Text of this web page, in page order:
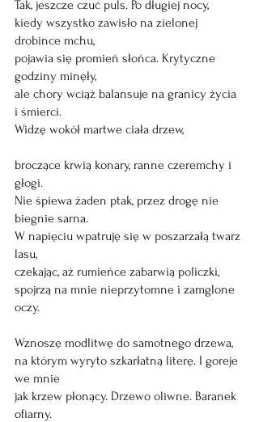
Tak, jeszcze czuć puls. Po długiej nocy,
kiedy wszystko zawisło na zielonej
drobince mchu,
pojawia się promień słońca. Krytyczne
godziny minęły,
ale chory wciąż balansuje na granicy życia
i śmierci.
Widzę wokół martwe ciała drzew,
broczące krwią konary, ranne czeremchy i
głogi.
Nie śpiewa żaden ptak, przez drogę nie
biegnie sarna.
W napięciu wpatruję się w poszarzałą twarz
lasu,
czekając, aż rumieńce zabarwią policzki,
spojrzą na mnie nieprzytomne i zamglone
oczy.
Wznoszę modlitwę do samotnego drzewa,
na którym wyryto szkarłatną literę. I goreje
we mnie
jak krzew płonący. Drzewo oliwne. Baranek
ofiarny.